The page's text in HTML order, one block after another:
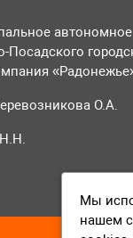
автономное
Посадского
О.А.
Мы
нашем